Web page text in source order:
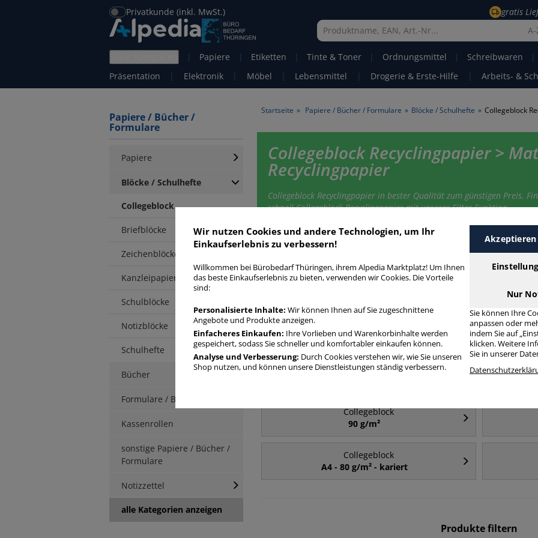
Privatkunde (inkl. MwSt.) gratis
A-
| Papiere | Etiketten | Tinte & Toner | Ordnungsmittel | Schreibwaren |
Präsentation
| Elektronik | Möbel | Lebensmittel | Drogerie & Erste-Hilfe | Arbeits- &
Papiere / Bücher /
Formulare
Papiere
Blöcke / Schulhefte
Collegeblock
Briefblöcke
Zeichenblöcke
Kanzleipapier
Schulblöcke
Notizblöcke
Schulhefte
Bücher
Formulare / Berichte
Kassenrollen
sonstige Papiere / Bücher /
Formulare
Notizzettel
alle Kategorien anzeigen
Startseite » Papiere / Bücher / Formulare » Blöcke / Schulhefte » Collegeblock
Collegeblock Recyclingpapier >
Recyclingpapier
Collegeblock Recyclingpapier in bester Qualität zum günstigen Preis.
schnell Collegeblock Recyclingpapier mit unserer Filter-Funktion.
Collegeblock Recyclingpapier
Häufig gesucht
A4
Collegeblock
Collegeblock
90 g/m²
Collegeblock
A4 - 80 g/m² - kariert
Produkte filtern
Wir nutzen Cookies und andere Technologien, um Ihr
Einkaufserlebnis zu verbessern!
Willkommen bei Bürobedarf Thüringen, ihrem Alpedia Marktplatz! Um Ihnen
das beste Einkaufserlebnis zu bieten, verwenden wir Cookies. Die Vorteile
sind:
Personalisierte Inhalte: Wir können Ihnen auf Sie zugeschnittene
Angebote und Produkte anzeigen.
Einfacheres Einkaufen: Ihre Vorlieben und Warenkorbinhalte werden
gespeichert, sodass Sie schneller und komfortabler einkaufen können.
Analyse und Verbesserung: Durch Cookies verstehen wir, wie Sie unseren
Shop nutzen, und können unsere Dienstleistungen ständig verbessern.
Nur
Sie können Ihre
anpassen oder
indem Sie auf
klicken. Weitere
Sie in unserer